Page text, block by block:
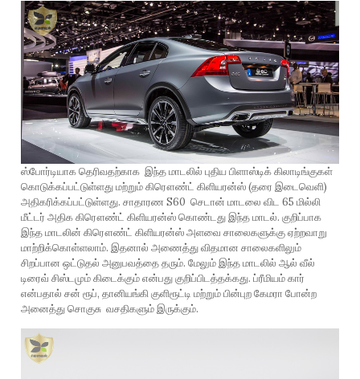
ஸ்போர்டியாக தெரிவதற்காக இந்த மாடலில் புதிய பிளாஸ்டிக் கிலாடிங்குகள்
கொடுக்கப்பட்டுள்ளது மற்றும் கிரௌண்ட் கிளியரன்ஸ் (தரை இடைவெளி)
அதிகரிக்கப்பட்டுள்ளது. சாதாரண S60 செடான் மாடலை விட 65 மில்லி
மீட்டர் அதிக கிரௌண்ட் கிளியரன்ஸ் கொண்டது இந்த மாடல். குறிப்பாக
இந்த மாடலின் கிரௌண்ட் கிளியரன்ஸ் அளவை சாலைகளுக்கு ஏற்றவாறு
மாற்றிக்கொள்ளலாம். இதனால் அணைத்து விதமான சாலைகளிலும்
சிறப்பான ஒட்டுதல் அனுபவத்தை தரும். மேலும் இந்த மாடலில் ஆல் வீல்
டிரைவ் சிஸ்டமும் கிடைக்கும் என்பது குறிப்பிடத்தக்கது. ப்ரீமியம் கார்
என்பதால் சன் ரூப், தானியங்கி குளிரூட்டி மற்றும் பின்புற கேமரா போன்ற
அனைத்து சொகுசு வசதிகளும் இருக்கும்.